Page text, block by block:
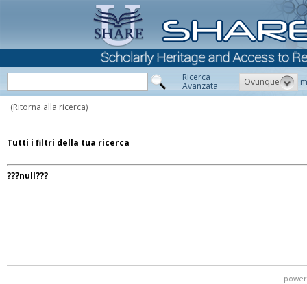
Ricerca
Avanzata Ovunque
(Ritorna alla ricerca)
Tutti i filtri della tua ricerca
???null???